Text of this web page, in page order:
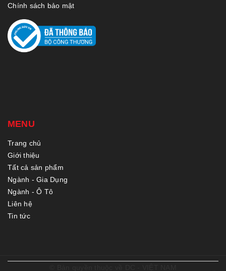
Chính sách bảo mật
MENU
Trang chủ
Giới thiệu
Tất cả sản phẩm
Ngành - Gia Dụng
Ngành - Ô Tô
Liên hệ
Tin tức